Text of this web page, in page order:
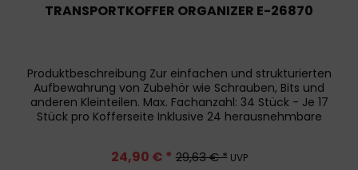
TRANSPORTKOFFER ORGANIZER E-26870
Produktbeschreibung Zur einfachen und strukturierten
Aufbewahrung von Zubehör wie Schrauben, Bits und
anderen Kleinteilen. Max. Fachanzahl: 34 Stück - Je 17
Stück pro Kofferseite Inklusive 24 herausnehmbare
24,90 € * 29,63 € *UVP